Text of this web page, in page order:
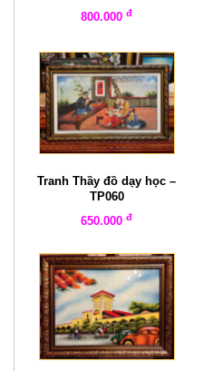
800.000 đ
Tranh Thầy đồ dạy học –
TP060
650.000 đ